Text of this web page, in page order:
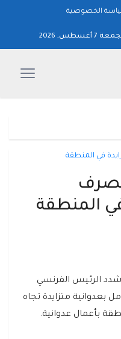
الخصوصية
7 أغسطس, 2026
المنطقة
الرئيس الفرنسي
بعدوانية متزايدة تجاه
بأعمال عدوانية.